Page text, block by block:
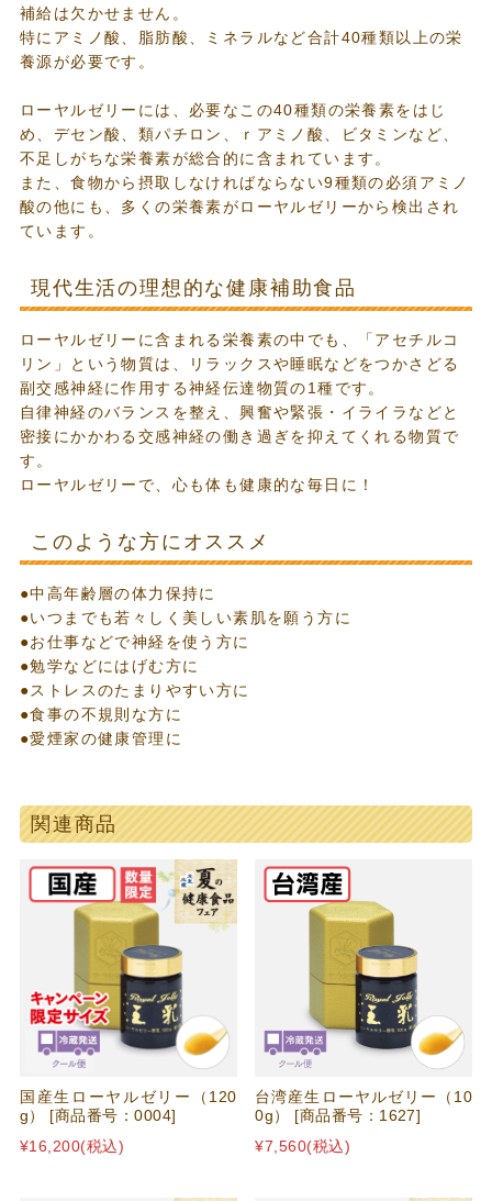
補給は欠かせません。
特にアミノ酸、脂肪酸、ミネラルなど合計40種類以上の栄
養源が必要です。
ローヤルゼリーには、必要なこの40種類の栄養素をはじ
め、デセン酸、類パチロン、ｒアミノ酸、ビタミンなど、
不足しがちな栄養素が総合的に含まれています。
また、食物から摂取しなければならない9種類の必須アミノ
酸の他にも、多くの栄養素がローヤルゼリーから検出され
ています。
現代生活の理想的な健康補助食品
ローヤルゼリーに含まれる栄養素の中でも、「アセチルコ
リン」という物質は、リラックスや睡眠などをつかさどる
副交感神経に作用する神経伝達物質の1種です。
自律神経のバランスを整え、興奮や緊張・イライラなどと
密接にかかわる交感神経の働き過ぎを抑えてくれる物質で
す。
ローヤルゼリーで、心も体も健康的な毎日に！
このような方にオススメ
●中高年齢層の体力保持に
●いつまでも若々しく美しい素肌を願う方に
●お仕事などで神経を使う方に
●勉学などにはげむ方に
●ストレスのたまりやすい方に
●食事の不規則な方に
●愛煙家の健康管理に
関連商品
国産生ローヤルゼリー（120
g） [商品番号：0004]
¥16,200(税込)
台湾産生ローヤルゼリー（10
0g） [商品番号：1627]
¥7,560(税込)